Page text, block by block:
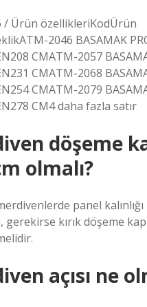
/ Ürün özellikleriKodÜrün
2046 BASAMAK
CMATM-2057
CMATM-2068
CMATM-2079
CM4 daha fazla satır
döşeme
olmalı?
panel kalınlığı
gerekirse kırık döşeme
açısı ne